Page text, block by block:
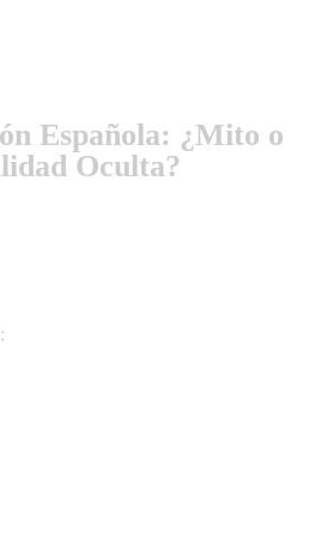
Española: ¿Mito o
Oculta?